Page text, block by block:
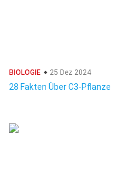
BIOLOGIE 25 Dez 2024
28 Fakten Über C3-Pflanze